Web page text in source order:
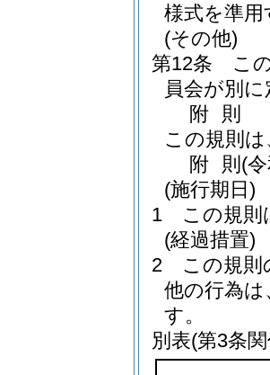
様式を準用
(その他)
第12条
こ
員会が別
附 則
この規則
附 則 (
(施行期日)
1
この規則
(経過措置)
2
この規
他の行為
す。
別表(第3条